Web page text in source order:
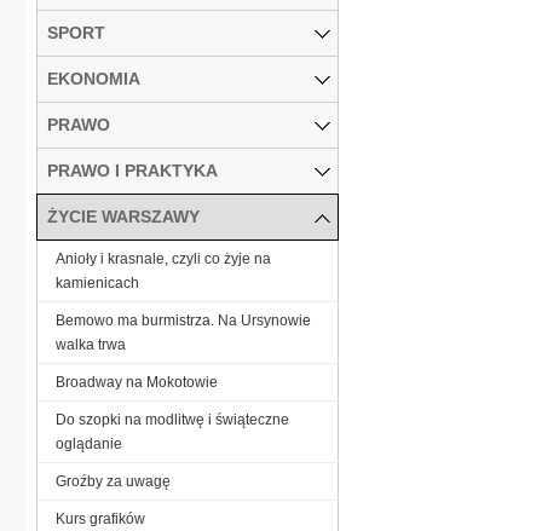
SPORT
EKONOMIA
PRAWO
PRAWO I PRAKTYKA
ŻYCIE WARSZAWY
Anioły i krasnale, czyli co żyje na
kamienicach
Bemowo ma burmistrza. Na Ursynowie
walka trwa
Broadway na Mokotowie
Do szopki na modlitwę i świąteczne
oglądanie
Groźby za uwagę
Kurs grafików